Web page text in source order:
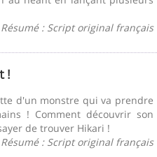
Résumé : Script original français
!
d'un monstre qui va prendre
! Comment découvrir son
de trouver Hikari !
Résumé : Script original français